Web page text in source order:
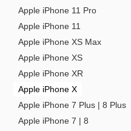
Apple iPhone 11 Pro
Apple iPhone 11
Apple iPhone XS Max
Apple iPhone XS
Apple iPhone XR
Apple iPhone X
Apple iPhone 7 Plus | 8 Plus
Apple iPhone 7 | 8